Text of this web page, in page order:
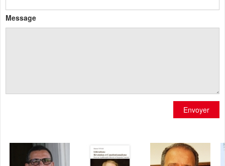
Message
Envoyer